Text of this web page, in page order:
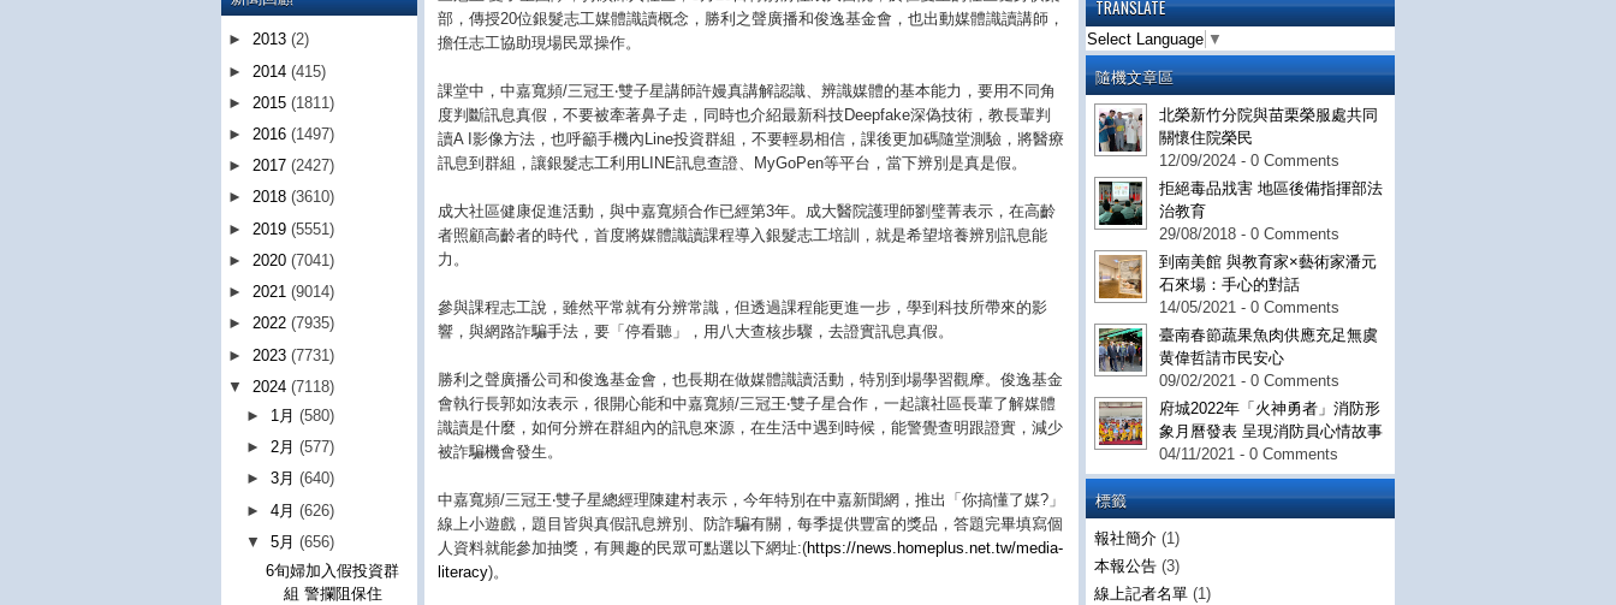
TRANSLATE
Select Language ▼
隨機文章區
北榮新竹分院與苗栗榮服處共同
關懷住院榮民
12/09/2024 - 0 Comments
拒絕毒品戕害 地區後備指揮部法
治教育
29/08/2018 - 0 Comments
到南美館 與教育家×藝術家潘元
石來場：手心的對話
14/05/2021 - 0 Comments
臺南春節蔬果魚肉供應充足無虞
黄偉哲請市民安心
09/02/2021 - 0 Comments
府城2022年「火神勇者」消防形
象月曆發表 呈現消防員心情故事
04/11/2021 - 0 Comments
標籤
報社簡介 (1)
本報公告 (3)
線上記者名單 (1)
部，傳授20位銀髮志工媒體識讀概念，勝利之聲廣播和俊逸基金會，也出動媒體識讀講師，
擔任志工協助現場民眾操作。
課堂中，中嘉寬頻/三冠王‧雙子星講師許嫚真講解認識、辨識媒體的基本能力，要用不同角
度判斷訊息真假，不要被牽著鼻子走，同時也介紹最新科技Deepfake深偽技術，教長輩判
讀A I影像方法，也呼籲手機內Line投資群組，不要輕易相信，課後更加碼隨堂測驗，將醫療
訊息到群組，讓銀髮志工利用LINE訊息查證、MyGoPen等平台，當下辨別是真是假。
成大社區健康促進活動，與中嘉寬頻合作已經第3年。成大醫院護理師劉璧菁表示，在高齡
者照顧高齡者的時代，首度將媒體識讀課程導入銀髮志工培訓，就是希望培養辨別訊息能
力。
參與課程志工說，雖然平常就有分辨常識，但透過課程能更進一步，學到科技所帶來的影
響，與網路詐騙手法，要「停看聽」，用八大查核步驟，去證實訊息真假。
勝利之聲廣播公司和俊逸基金會，也長期在做媒體識讀活動，特別到場學習觀摩。俊逸基金
會執行長郭如汝表示，很開心能和中嘉寬頻/三冠王‧雙子星合作，一起讓社區長輩了解媒體
識讀是什麼，如何分辨在群組內的訊息來源，在生活中遇到時候，能警覺查明跟證實，減少
被詐騙機會發生。
中嘉寬頻/三冠王‧雙子星總經理陳建村表示，今年特別在中嘉新聞網，推出「你搞懂了媒?」
線上小遊戲，題目皆與真假訊息辨別、防詐騙有關，每季提供豐富的獎品，答題完畢填寫個
人資料就能參加抽獎，有興趣的民眾可點選以下網址:(https://news.homeplus.net.tw/media-
literacy)。
► 2013 (2)
► 2014 (415)
► 2015 (1811)
► 2016 (1497)
► 2017 (2427)
► 2018 (3610)
► 2019 (5551)
► 2020 (7041)
► 2021 (9014)
► 2022 (7935)
► 2023 (7731)
▼ 2024 (7118)
► 1月(580)
►2月(577)
►3月(640)
►4月(626)
▼5月(656)
6旬婦加入假投資群
組 警攔阻保住